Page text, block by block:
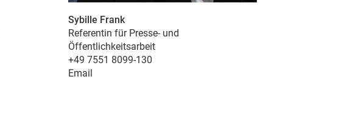
Sybille Frank
Referentin für Presse- und
Öffentlichkeitsarbeit
+49 7551 8099-130
Email